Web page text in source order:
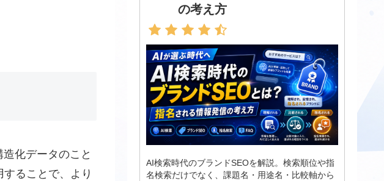
化データのこと
ることで、より
の考え方
AI検索時代のブランドSEOを解説。検索順位や指
名検索だけでなく、課題名・用途名・比較軸から